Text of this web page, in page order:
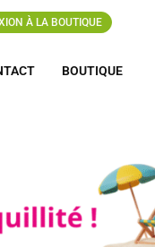
À LA BOUTIQUE
BOUTIQUE